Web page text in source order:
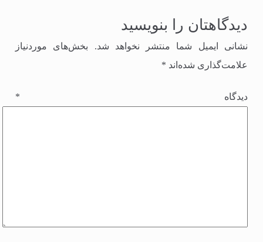
دیدگاهتان را بنویسید
نشانی ایمیل شما منتشر نخواهد شد.
بخش‌های موردنیاز
علامت‌گذاری شده‌اند *
دیدگاه *